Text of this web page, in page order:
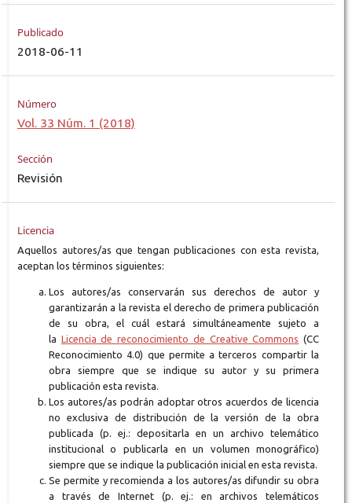
Publicado
2018-06-11
Número
Vol. 33 Núm. 1 (2018)
Sección
Revisión
Licencia
Aquellos autores/as que tengan publicaciones con esta revista,
aceptan los términos siguientes:
Los autores/as conservarán sus derechos de autor y
garantizarán a la revista el derecho de primera publicación
de su obra, el cuál estará simultáneamente sujeto a
la Licencia de reconocimiento de Creative Commons (CC
Reconocimiento 4.0) que permite a terceros compartir la
obra siempre que se indique su autor y su primera
publicación esta revista.
Los autores/as podrán adoptar otros acuerdos de licencia
no exclusiva de distribución de la versión de la obra
publicada (p. ej.: depositarla en un archivo telemático
institucional o publicarla en un volumen monográfico)
siempre que se indique la publicación inicial en esta revista.
Se permite y recomienda a los autores/as difundir su obra
a través de Internet (p. ej.: en archivos telemáticos